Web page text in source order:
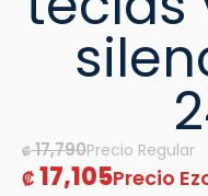
₡17,790
₡ 17,105